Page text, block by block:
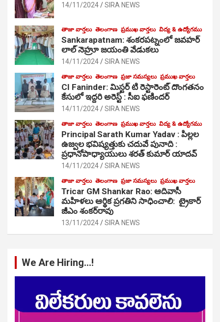
14/11/2024 SIRA NEWS
తాజా వార్తలు తెలంగాణ ప్రముఖ వార్తలు విద్య & ఉద్యోగము
Sankarapatnam: శంకరపట్నంలో జవహర్
లాల్ నెహ్రూ జయంతి వేడుకలు
14/11/2024 SIRA NEWS
తాజా వార్తలు తెలంగాణ ప్రజా సమస్యలు ప్రముఖ వార్తలు
CI Faninder: మిస్టర్ టి రెస్టారెంట్ దొంగతనం
కేసులో ఇద్దరి అరెస్ట్ : సీఐ ఫణిందర్
14/11/2024 SIRA NEWS
తాజా వార్తలు తెలంగాణ ప్రముఖ వార్తలు విద్య & ఉద్యోగము
Principal Sarath Kumar Yadav : పిల్లల
ఉజ్వల భవిష్యత్తుకు చదువే పునాది :
ప్రధానోపాధ్యాయులు శరత్ కుమార్ యాదవ్
14/11/2024 SIRA NEWS
తాజా వార్తలు తెలంగాణ ప్రజా సమస్యలు ప్రముఖ వార్తలు
Tricar GM Shankar Rao: ఆదివాసీ
మహిళలు ఆర్థిక ప్రగతిని సాధించాలి: ట్రైకార్
జీఎం శంకర్‌రావు
13/11/2024 SIRA NEWS
We Are Hiring…!